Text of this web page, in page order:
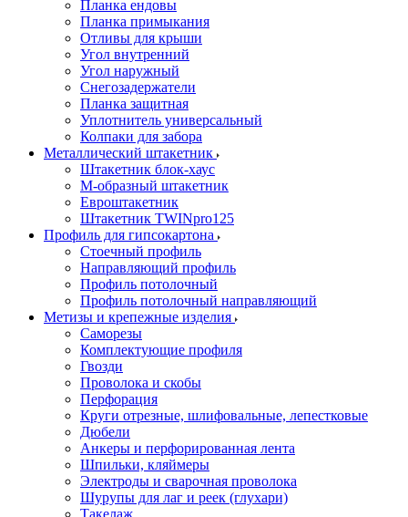
Планка ендовы
Планка примыкания
Отливы для крыши
Угол внутренний
Угол наружный
Снегозадержатели
Планка защитная
Уплотнитель универсальный
Колпаки для забора
Металлический штакетник
Штакетник блок-хаус
М-образный штакетник
Евроштакетник
Штакетник TWINpro125
Профиль для гипсокартона
Стоечный профиль
Направляющий профиль
Профиль потолочный
Профиль потолочный направляющий
Метизы и крепежные изделия
Саморезы
Комплектующие профиля
Гвозди
Проволока и скобы
Перфорация
Круги отрезные, шлифовальные, лепестковые
Дюбели
Анкеры и перфорированная лента
Шпильки, кляймеры
Электроды и сварочная проволока
Шурупы для лаг и реек (глухари)
Такелаж